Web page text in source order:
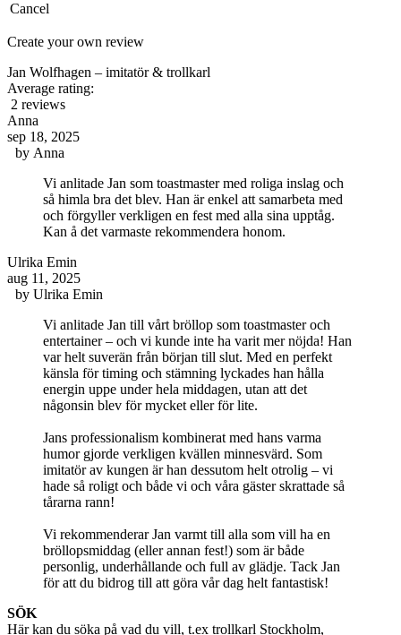
Cancel
Create your own review
Jan Wolfhagen – imitatör & trollkarl
Average rating:
2 reviews
Anna
sep 18, 2025
by Anna
Vi anlitade Jan som toastmaster med roliga inslag och
så himla bra det blev. Han är enkel att samarbeta med
och förgyller verkligen en fest med alla sina upptåg.
Kan å det varmaste rekommendera honom.
Ulrika Emin
aug 11, 2025
by Ulrika Emin
Vi anlitade Jan till vårt bröllop som toastmaster och
entertainer – och vi kunde inte ha varit mer nöjda! Han
var helt suverän från början till slut. Med en perfekt
känsla för timing och stämning lyckades han hålla
energin uppe under hela middagen, utan att det
någonsin blev för mycket eller för lite.
Jans professionalism kombinerat med hans varma
humor gjorde verkligen kvällen minnesvärd. Som
imitatör av kungen är han dessutom helt otrolig – vi
hade så roligt och både vi och våra gäster skrattade så
tårarna rann!
Vi rekommenderar Jan varmt till alla som vill ha en
bröllopsmiddag (eller annan fest!) som är både
personlig, underhållande och full av glädje. Tack Jan
för att du bidrog till att göra vår dag helt fantastisk!
Footer
SÖK
Här kan du söka på vad du vill, t.ex trollkarl Stockholm,